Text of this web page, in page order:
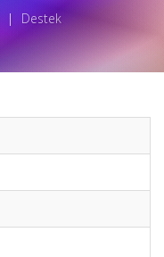
| Destek